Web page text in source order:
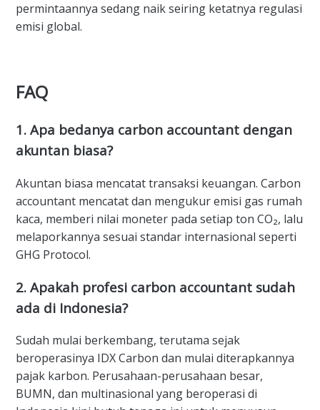
permintaannya sedang naik seiring ketatnya regulasi
emisi global.
FAQ
1. Apa bedanya carbon accountant dengan
akuntan biasa?
Akuntan biasa mencatat transaksi keuangan. Carbon
accountant mencatat dan mengukur emisi gas rumah
kaca, memberi nilai moneter pada setiap ton CO₂, lalu
melaporkannya sesuai standar internasional seperti
GHG Protocol.
2. Apakah profesi carbon accountant sudah
ada di Indonesia?
Sudah mulai berkembang, terutama sejak
beroperasinya IDX Carbon dan mulai diterapkannya
pajak karbon. Perusahaan-perusahaan besar,
BUMN, dan multinasional yang beroperasi di